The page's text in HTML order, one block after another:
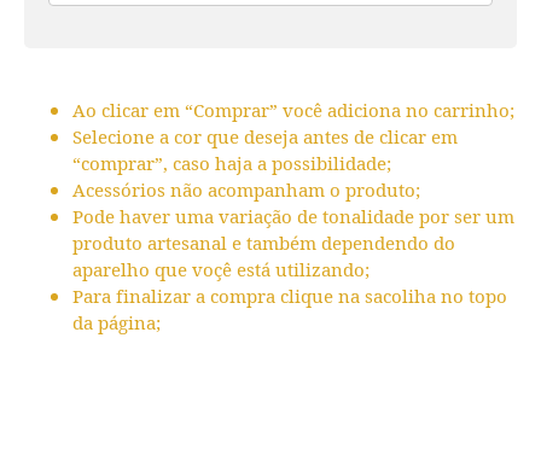
Ao clicar em “Comprar” você adiciona no carrinho;
Selecione a cor que deseja antes de clicar em
“comprar”, caso haja a possibilidade;
Acessórios não acompanham o produto;
Pode haver uma variação de tonalidade por ser um
produto artesanal e também dependendo do
aparelho que voçê está utilizando;
Para finalizar a compra clique na sacoliha no topo
da página;